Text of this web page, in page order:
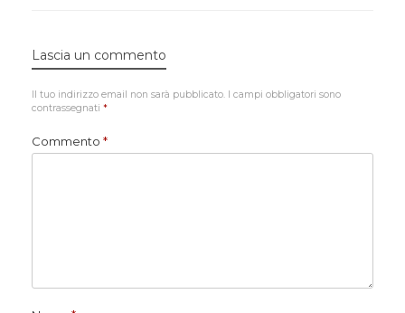
Lascia un commento
Il tuo indirizzo email non sarà pubblicato.
I campi obbligatori sono
contrassegnati *
Commento *